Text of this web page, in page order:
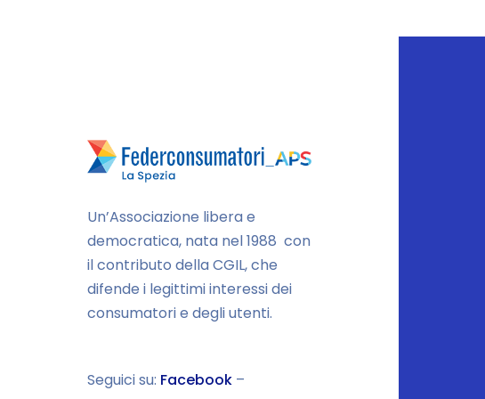
Un’Associazione libera e
democratica, nata nel 1988 con
il contributo della CGIL, che
difende i legittimi interessi dei
consumatori e degli utenti.
Seguici su: Facebook –